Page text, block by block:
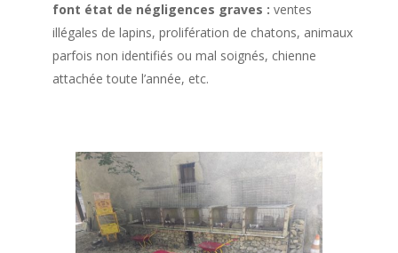
font état de négligences graves : ventes
illégales de lapins, prolifération de chatons, animaux
parfois non identifiés ou mal soignés, chienne
attachée toute l’année, etc.